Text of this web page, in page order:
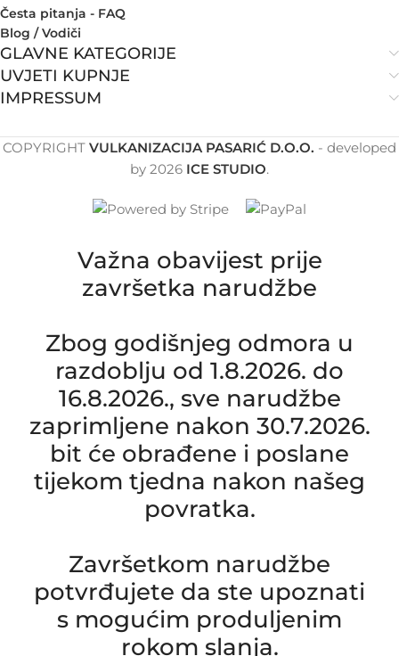
Česta pitanja - FAQ
Blog / Vodiči
GLAVNE KATEGORIJE
UVJETI KUPNJE
IMPRESSUM
COPYRIGHT VULKANIZACIJA PASARIĆ D.O.O. - developed
by 2026 ICE STUDIO.
Važna obavijest prije
završetka narudžbe
Zbog godišnjeg odmora u
razdoblju od 1.8.2026. do
16.8.2026., sve narudžbe
zaprimljene nakon 30.7.2026.
bit će obrađene i poslane
tijekom tjedna nakon našeg
povratka.
Završetkom narudžbe
potvrđujete da ste upoznati
s mogućim produljenim
rokom slanja.